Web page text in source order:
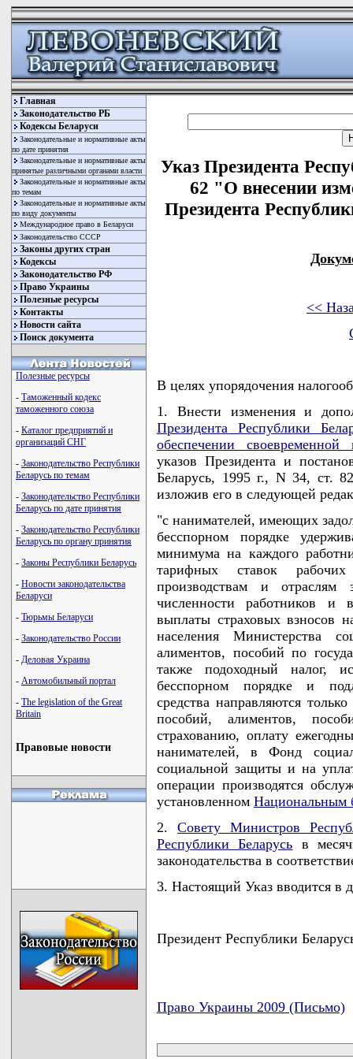
Главная
Законодательство РБ
Кодексы Беларуси
Законодательные и нормативные акты
по дате принятия
Законодательные и нормативные акты
принятые различными органами власти
Законодательные и нормативные акты
по темам
Законодательные и нормативные акты
по виду документы
Международное право в Беларуси
Законодательство СССР
Законы других стран
Кодексы
Законодательство РФ
Право Украины
Полезные ресурсы
Контакты
Новости сайта
Поиск документа
Полезные ресурсы
- Таможенный кодекс
таможенного союза
- Каталог предприятий и
организаций СНГ
- Законодательство Республики
Беларусь по темам
- Законодательство Республики
Беларусь по дате принятия
- Законодательство Республики
Беларусь по органу принятия
- Законы Республики Беларусь
- Новости законодательства
Беларуси
- Тюрьмы Беларуси
- Законодательство России
- Деловая Украина
- Автомобильный портал
- The legislation of the Great
Britain
Правовые новости
Указ Президента
62 "О внесении
Президента
<<
В целях упорядочения
1. Внести изменения и
Президента Республики
обеспечении
указов Президента и
Беларусь, 1995 г., N 34, ст.
изложив его в следующей
"с нанимателей, имеющих
бесспорном порядке
минимума на каждого
тарифных ставок
производствам и отраслям
численности работников и
выплаты страховых взносов
населения Министерства
алиментов, пособий по
также подоходный налог,
бесспорном порядке и
средства направляются
пособий, алиментов,
страхованию, оплату
нанимателей, в Фонд
социальной защиты и на
операции производятся
установленном Национальным
2. Совету Министров
Республики Беларусь в
законодательства в
3. Настоящий Указ вводится в
Президент Республики
Право Украины 2009 (Письмо)